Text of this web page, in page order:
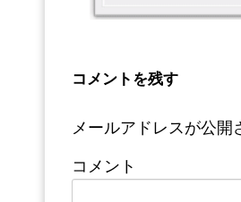
コメントを残す
メールアドレスが公
コメント